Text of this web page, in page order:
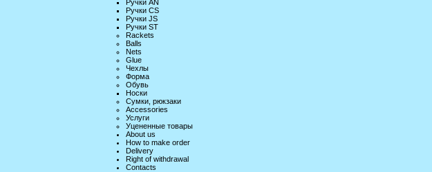
Ручки AN
Ручки CS
Ручки JS
Ручки ST
Rackets
Balls
Nets
Glue
Чехлы
Форма
Обувь
Носки
Сумки, рюкзаки
Accessories
Услуги
Уцененные товары
About us
How to make order
Delivery
Right of withdrawal
Contacts